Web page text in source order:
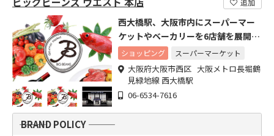
追加
西大橋駅、大阪市内にスーパーマー
ケットやベーカリーを6店舗を展開す
るBIG BEANS
ショッピング スーパーマーケット
大阪府大阪市西区 大阪メトロ長堀鶴
見緑地線 西大橋駅
06-6534-7616
――― BRAND POLICY ―――